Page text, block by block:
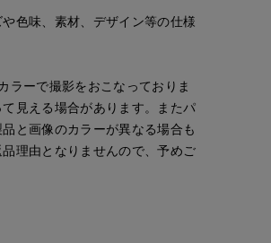
色味、素材、デザイン等の仕様
ラーで撮影をおこなっておりま
見える場合があります。またパ
と画像のカラーが異なる場合も
理由となりませんので、予めご